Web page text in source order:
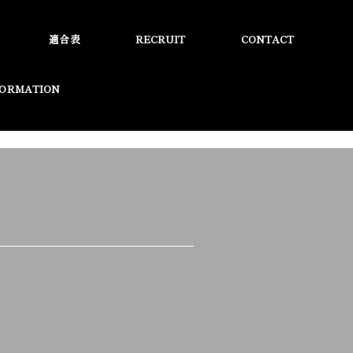
適合表 RECRUIT CONTACT